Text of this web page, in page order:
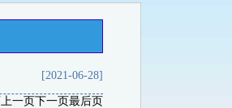
[2021-06-28]
上一页下一页最后页